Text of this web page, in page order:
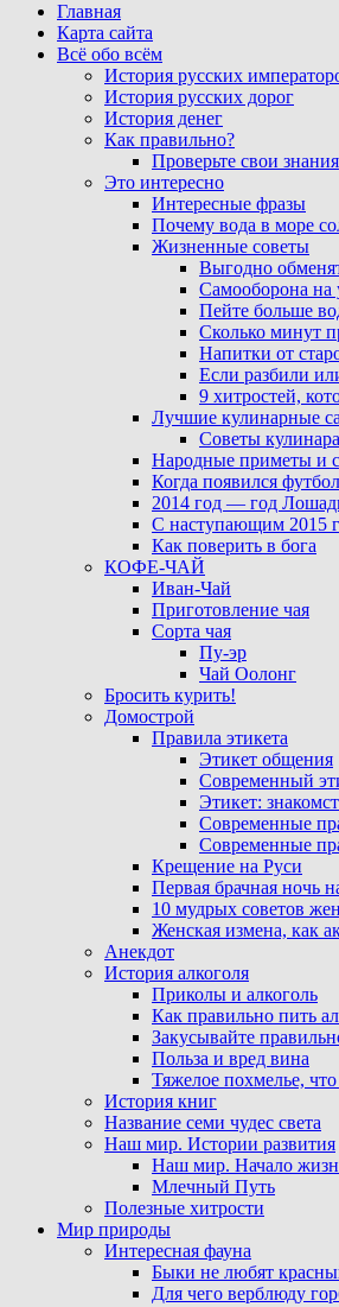
Главная
Карта сайта
Всё обо всём
История русских
История русских дорог
История денег
Как правильно?
Проверьте свои знания
Это интересно
Интересные фразы
Почему вода в море
Жизненные советы
Выгодно
Самооборона на
Пейте больше
Сколько минут
Напитки от
Если разбили
9 хитростей,
Лучшие кулинарные
Советы
Народные приметы и
Когда появился футбол
2014 год — год
С наступающим 2015
Как поверить в бога
КОФЕ-ЧАЙ
Иван-Чай
Приготовление чая
Сорта чая
Пу-эр
Чай Оолонг
Бросить курить!
Домострой
Правила этикета
Этикет общения
Современный
Этикет:
Современные
Современные
Крещение на Руси
Первая брачная ночь
10 мудрых советов
Женская измена, как
Анекдот
История алкоголя
Приколы и алкоголь
Как правильно пить
Закусывайте
Польза и вред вина
Тяжелое похмелье, что
История книг
Название семи чудес света
Наш мир. Истории развития
Наш мир. Начало
Млечный Путь
Полезные хитрости
Мир природы
Интересная фауна
Быки не любят
Для чего верблюду